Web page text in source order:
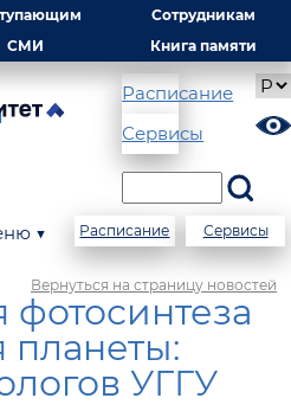
Сотрудникам
СМИ Книга памяти
Расписание
Сервисы
▼ Расписание
Сервисы
Вернуться на страницу новостей
планеты:
УГГУ